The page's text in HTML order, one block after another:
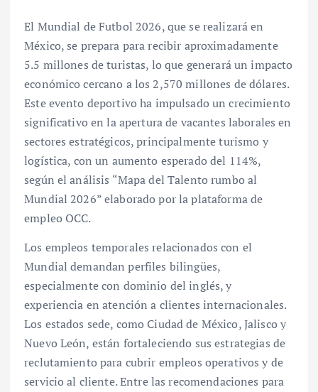
El Mundial de Futbol 2026, que se realizará en
México, se prepara para recibir aproximadamente
5.5 millones de turistas, lo que generará un impacto
económico cercano a los 2,570 millones de dólares.
Este evento deportivo ha impulsado un crecimiento
significativo en la apertura de vacantes laborales en
sectores estratégicos, principalmente turismo y
logística, con un aumento esperado del 114%,
según el análisis “Mapa del Talento rumbo al
Mundial 2026” elaborado por la plataforma de
empleo OCC.
Los empleos temporales relacionados con el
Mundial demandan perfiles bilingües,
especialmente con dominio del inglés, y
experiencia en atención a clientes internacionales.
Los estados sede, como Ciudad de México, Jalisco y
Nuevo León, están fortaleciendo sus estrategias de
reclutamiento para cubrir empleos operativos y de
servicio al cliente. Entre las recomendaciones para